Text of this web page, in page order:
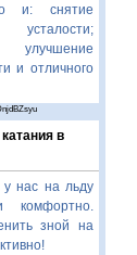
и: снятие
и отличного
в
у нас на льду
комфортно.
зной на